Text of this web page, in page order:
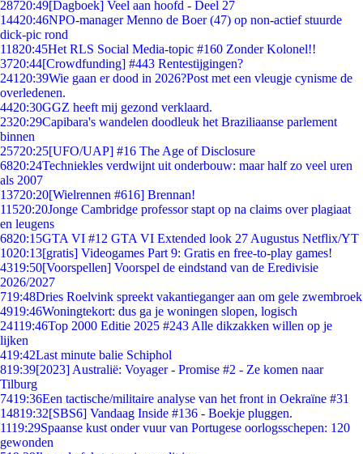
28720:49[Dagboek] Veel aan hoofd - Deel 27
14420:46NPO-manager Menno de Boer (47) op non-actief stuurde
dick-pic rond
11820:45Het RLS Social Media-topic #160 Zonder Kolonel!!
3720:44[Crowdfunding] #443 Rentestijgingen?
241 20:39Wie gaan er dood in 2026?Post met een vleugje cynisme de
overledenen.
4420:30GGZ heeft mij gezond verklaard.
2320:29Capibara's wandelen doodleuk het Braziliaanse parlement
binnen
25720:25[UFO/UAP] #16 The Age of Disclosure
6820:24Techniekles verdwijnt uit onderbouw: maar half zo veel uren
als 2007
13720:20[Wielrennen #616] Brennan!
11520:20Jonge Cambridge professor stapt op na claims over plagiaat
en leugens
6820:15GTA VI #12 GTA VI Extended look 27 Augustus Netflix/YT
1020:13[gratis] Videogames Part 9: Gratis en free-to-play games!
4319:50[Voorspellen] Voorspel de eindstand van de Eredivisie
2026/2027
719:48Dries Roelvink spreekt vakantieganger aan om gele zwembroek
4919:46Woningtekort: dus ga je woningen slopen, logisch
24119:46Top 2000 Editie 2025 #243 Alle dikzakken willen op je
lijken
419:42Last minute balie Schiphol
819:39[2023] Australië: Voyager - Promise #2 - Ze komen naar
Tilburg
7419:36Een tactische/militaire analyse van het front in Oekraïne #31
14819:32[SBS6] Vandaag Inside #136 - Boekje pluggen.
1119:29Spaanse kust onder vuur van Portugese oorlogsschepen: 120
gewonden